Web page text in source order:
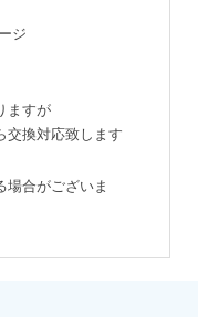
ジ
ますが
交換対応致します
合がございま